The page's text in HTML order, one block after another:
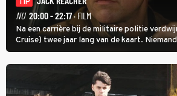
TIP
NU 20:00 - 22:17· FILM
Na een carrière bij de militaire politie
Cruise) twee jaar lang van de kaart.
uithangt, totdat moordverdachte James